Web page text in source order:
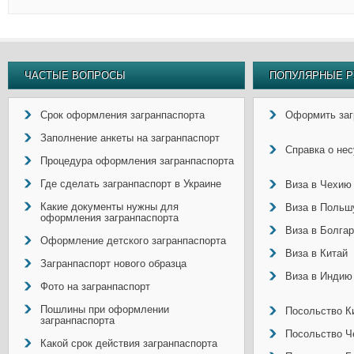
ЧАСТЫЕ ВОПРОСЫ
Срок оформления загранпаспорта
Заполнение анкеты на загранпаспорт
Процедура оформления загранпаспорта
Где сделать загранпаспорт в Украине
Какие документы нужны для
оформления загранпаспорта
Оформление детского загранпаспорта
Загранпаспорт нового образца
Фото на загранпаспорт
Пошлины при оформлении
загранпаспорта
Какой срок действия загранпаспорта
ПОПУЛЯРНЫЕ
Оформить
Справка о
Виза в Чехию
Виза в
Виза в
Виза в Китай
Виза в Индию
Посольство
Посольство